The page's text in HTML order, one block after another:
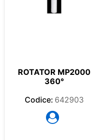
ROTATOR MP2000
360°
Codice: 642903